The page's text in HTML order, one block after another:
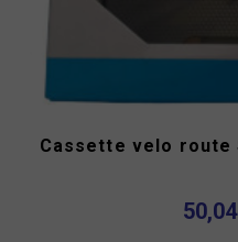
Cassette velo route